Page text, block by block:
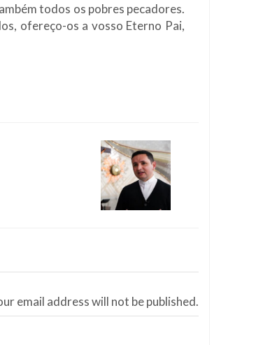
todos os pobres pecadores.
ofereço-os a vosso Eterno Pai,
email address will not be published.